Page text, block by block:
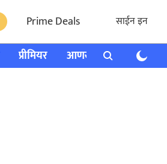
Prime Deals साईन इन
प्रीमियर आणखी राशी भविष्य